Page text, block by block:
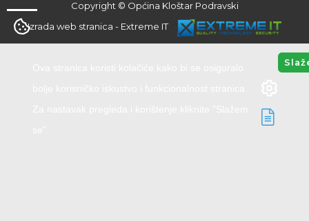
Copyright © Općina Kloštar Podravski
Izrada web stranica - Extreme IT